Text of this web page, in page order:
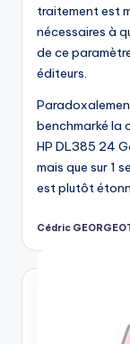
traitement est
nécessaires à
de ce
éditeurs.
benchmarké la
HP DL385 24
mais que sur 1
est plutôt
Posted
Cédric